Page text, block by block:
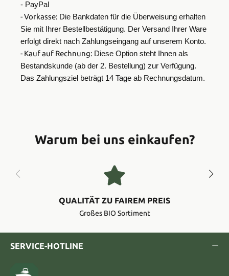
- PayPal
- Vorkasse: Die Bankdaten für die Überweisung erhalten
Sie mit Ihrer Bestellbestätigung. Der Versand Ihrer Ware
erfolgt direkt nach Zahlungseingang auf unserem Konto.
- Kauf auf Rechnung: Diese Option steht Ihnen als
Bestandskunde (ab der 2. Bestellung) zur Verfügung.
Das Zahlungsziel beträgt 14 Tage ab Rechnungsdatum.
Warum bei uns einkaufen?
QUALITÄT ZU FAIREM PREIS
Großes BIO Sortiment
SERVICE-HOTLINE